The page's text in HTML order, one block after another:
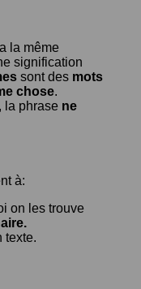
la même
signification
sont des mots
chose.
, la phrase ne
à:
on les trouve
texte.